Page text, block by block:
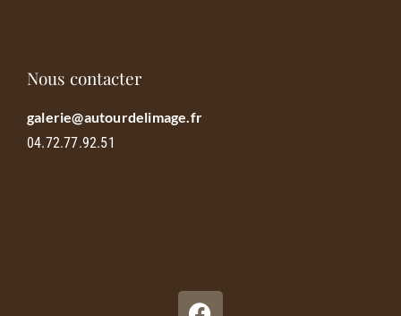
Nous contacter
galerie@autourdelimage.fr
04.72.77.92.51